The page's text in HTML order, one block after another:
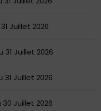
31 Juillet 2026
31 Juillet 2026
31 Juillet 2026
30 Juillet 2026